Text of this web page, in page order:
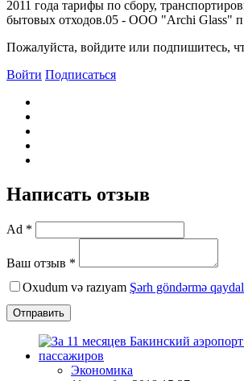
2011 года тарифы по сбору,
бытовых отходов.05 - ООО "Archi Glass"
Пожалуйста, войдите или подпишитесь,
Войти Подписаться
Написать отзыв
Ad *
Ваш отзыв *
Oxudum və razıyam Şərh göndərmə
Отправить
Экономика